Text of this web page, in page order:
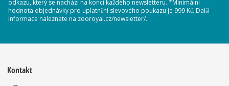
odkazu, který se nachází na konci každého newsletteru. *Minimální
hodnota objednávky pro uplatnění slevového poukazu je 999 Kč. Další
informace naleznete na zooroyal.cz/newsletter/.
Kontakt